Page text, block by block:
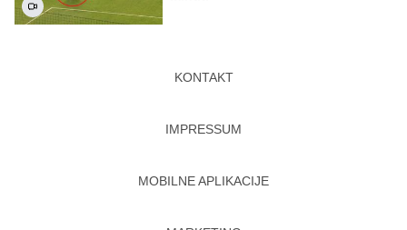
KONTAKT
IMPRESSUM
MOBILNE APLIKACIJE